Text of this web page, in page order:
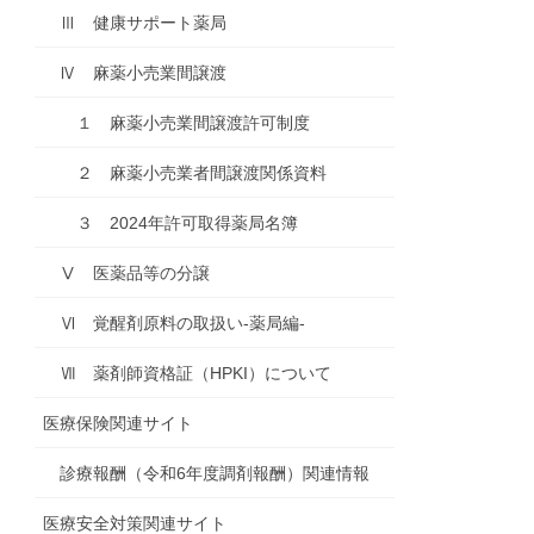
Ⅲ 健康サポート薬局
Ⅳ 麻薬小売業間譲渡
１ 麻薬小売業間譲渡許可制度
２ 麻薬小売業者間譲渡関係資料
３ 2024年許可取得薬局名簿
Ⅴ 医薬品等の分譲
Ⅵ 覚醒剤原料の取扱い-薬局編-
Ⅶ 薬剤師資格証（HPKI）について
医療保険関連サイト
診療報酬（令和6年度調剤報酬）関連情報
医療安全対策関連サイト